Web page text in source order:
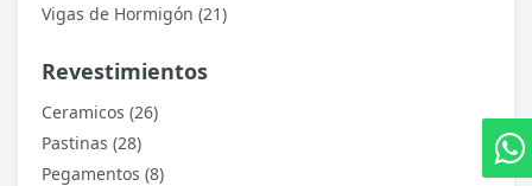
Vigas de Hormigón (21)
Revestimientos
Ceramicos (26)
Pastinas (28)
Pegamentos (8)